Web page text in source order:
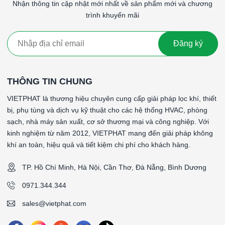
Lợi Ích của Lọc Túi F8 Khung Nhôm:
: Giúp bảo vệ các thiết bị và hệ thống khỏi
bị hư hỏng do bụi bẩn nhỏ, kéo dài tuổi thọ của thiết bị.
Giảm chi phí bảo trì
: Việc sử dụng lọc túi F8 giúp kéo dài
tuổi thọ của các bộ lọc tinh hơn, giảm chi phí bảo trì và
Cải thiện chất lượng không khí
trong môi trường làm việc hoặc sinh hoạt.
Dễ dàng bảo trì: Thiết kế khung nhôm bền chắc, nhẹ và
dễ dàng tháo lắp, vệ sinh, giúp tiết kiệm thời gian và công
sức trong quá trình bảo trì.
Chi phí hợp lý: Lọc túi F8 cung cấp một giải pháp hiệu
lọc cao.
Kết Luận:
Lọc túi F8 khung nhôm là một giải pháp hiệu quả và tiết kiệm
Nhận thông tin cập nhật mới nhất về sản phẩm mới và chương
trình khuyến mãi
Đăng ký
THÔNG TIN CHUNG
VIETPHAT là thương hiệu chuyên cung cấp giải pháp lọc khí, thiết
bị, phụ tùng và dịch vụ kỹ thuật cho các hệ thống HVAC, phòng
sạch, nhà máy sản xuất, cơ sở thương mại và công nghiệp. Với
kinh nghiệm từ năm 2012, VIETPHAT mang đến giải pháp không
khí an toàn, hiệu quả và tiết kiệm chi phí cho khách hàng.
TP. Hồ Chí Minh, Hà Nội, Cần Thơ, Đà Nẵng, Bình Dương
0971.344.344
sales@vietphat.com